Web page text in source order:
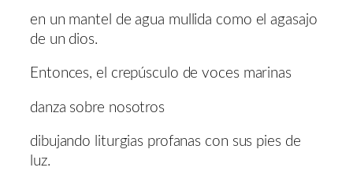
en un mantel de agua mullida como el agasajo
de un dios.
Entonces, el crepúsculo de voces marinas
danza sobre nosotros
dibujando liturgias profanas con sus pies de
luz.